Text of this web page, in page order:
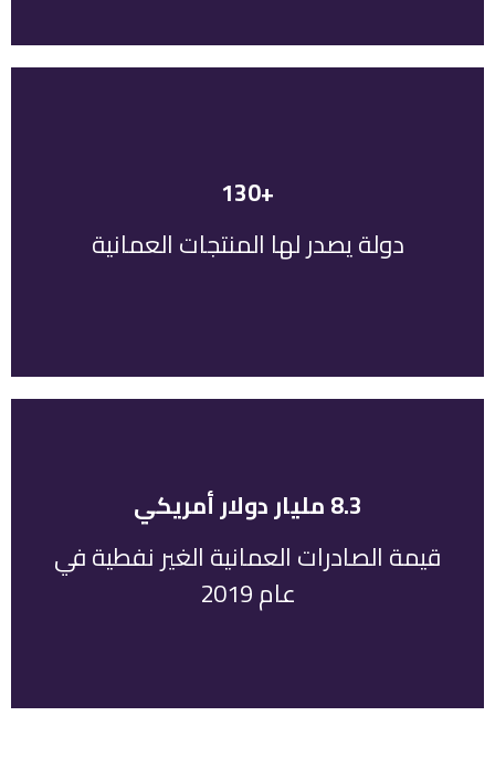
+130
دولة يصدر لها المنتجات العمانية
8.3 مليار دولار أمريكي
قيمة الصادرات العمانية الغير نفطية في
عام 2019
بلغت قيمة الصادرات العمانية غير النفطية 8.3 مليار
دولار أمريكي في عام 2019.